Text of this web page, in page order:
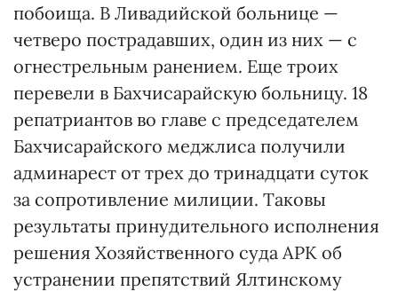
побоища. В Ливадийской больнице —
четверо пострадавших, один из них — с
огнестрельным ранением. Еще троих
перевели в Бахчисарайскую больницу. 18
репатриантов во главе с председателем
Бахчисарайского меджлиса получили
админарест от трех до тринадцати суток
за сопротивление милиции. Таковы
результаты принудительного исполнения
решения Хозяйственного суда АРК об
устранении препятствий Ялтинскому